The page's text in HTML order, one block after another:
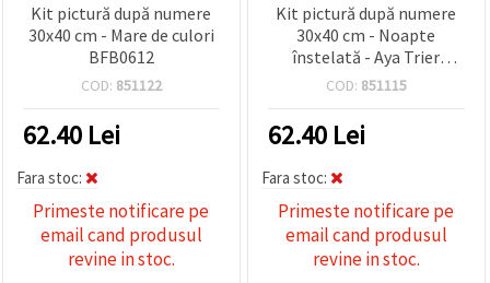
Kit pictură după numere
30x40 cm - Mare de culori
BFB0612
COD: 851122
62.40 Lei
Fara stoc:
Primeste notificare pe
email cand produsul
revine in stoc.
Kit pictură după numere
30x40 cm - Noapte
înstelată - Aya Trier
BFB008
COD: 851115
62.40 Lei
Fara stoc:
Primeste notificare pe
email cand produsul
revine in stoc.